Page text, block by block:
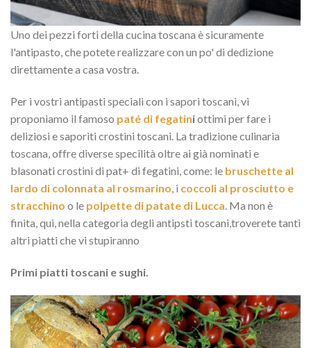
Uno dei pezzi forti della cucina toscana è sicuramente
l'antipasto, che potete realizzare con un po' di dedizione
direttamente a casa vostra.
Per i vostri antipasti speciali con i sapori toscani, vi
proponiamo il famoso paté di fegatiniottimi per fare i
deliziosi e saporiti crostini toscani. La tradizione culinaria
toscana, offre diverse specilità oltre ai già nominati e
blasonati crostini di pat+ di fegatini, come: le bruschette al
lardo di colonnata al rosmarino, i coccoli al prosciutto e
stracchino o le polpette di patate di Lucca. Ma non è
finita, qui, nella categoria degli antipsti toscani,troverete tanti
altri piatti che vi stupiranno
Primi piatti toscani e sughi.